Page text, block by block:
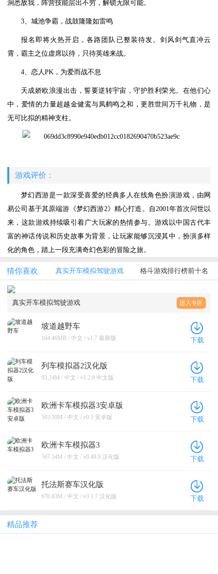
洞悉敌我，阵营技能层出不穷，解锁无限可能。
3、城池争霸，战鼓隆隆如雷鸣
报名即将火热开启，各路团队已整装待发。剑风剑气直冲云
霄，霸主之位虚席以待，只待英雄来战。
4、恋人PK，为爱而战不息
天成娇欧浪漫出击，誓要逆转宇宙，守护胜利荣光。在他们心
中，爱情的力量超越金健鸾与凤鹤鸣之和，更胜世间万千礼物，是
无可比拟的精神支柱。
游戏评价：
梦幻西游是一款深受喜爱的经典多人在线角色扮演游戏，由网
易公司基于其原端游《梦幻西游2》精心打造。自2001年首次问世以
来，这款游戏持续吸引着广大玩家的热情参与。游戏以中国古代丰
富的神话传说和历史故事为背景，让玩家能够沉浸其中，扮演多样
化的角色，踏上一段充满奇幻色彩的冒险之旅。
猜你喜欢 真实开车模拟驾驶游戏 格斗游戏排行榜前十名
真实开车模拟驾驶游戏 进入专区
坡道越野车
104.46MB / 中文 / v1.7 最新版 下载
列车模拟器2汉化版
93.24M / 中文 / v1.2.8 中文版 下载
欧洲卡车模拟器3安卓版
593.39M / 中文 / v0.5 安卓版 下载
欧洲卡车模拟器3
567.54M / 中文 / v0.49.9 汉化版 下载
托法斯赛车汉化版
676.83M / 中文 / v3.1.7 汉化版 下载
精品推荐